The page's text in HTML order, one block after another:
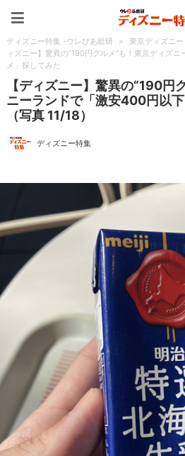
ディズニー特集 -ウレぴあ総研 > 東京ディズニー
ィズニー】驚異の“190円グルメ”も！東京ディズ
メ」探してみた
【ディズニー】驚異の“190円
ニーランドで「激安400円以
（写真 11/18）
ディズニー特集